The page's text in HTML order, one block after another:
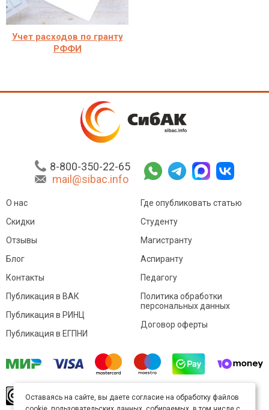
Учет расходов по гранту
РФФИ
8-800-350-22-65
mail@sibac.info
О нас
Скидки
Отзывы
Блог
Контакты
Где опубликовать статью
Студенту
Магистранту
Аспиранту
Педагогу
Публикация в ВАК
Публикация в РИНЦ
Публикация в ЕГПНИ
Политика обработки
персональных данных
Договор оферты
произведение доступно полицензии Creative
Оставаясь на сайте, вы даете согласие на обработку файлов